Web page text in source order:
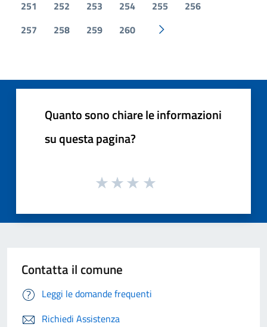
251 252 253 254 255
256
257
258 259 260 Pagina successiva
Quanto sono chiare le informazioni
su questa pagina?
Contatta il comune
Leggi le domande frequenti
Richiedi Assistenza